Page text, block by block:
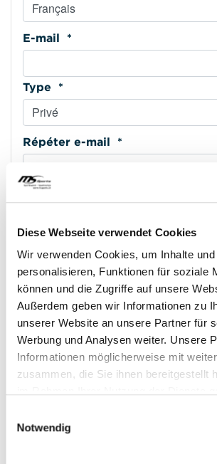
Diese Webseite verwendet Cookies
Wir verwenden Cookies, um Inhalte
personalisieren, Funktionen für soziale
können und die Zugriffe auf unsere
Außerdem geben wir Informationen zu
unserer Website an unsere Partner für
Werbung und Analysen weiter. Unsere
Informationen möglicherweise mit
zusammen, die Sie ihnen bereitgestellt
Notwendig
E-mail *
Type *
Répéter e-mail *
Adresse ligne 1 *
Code postal *